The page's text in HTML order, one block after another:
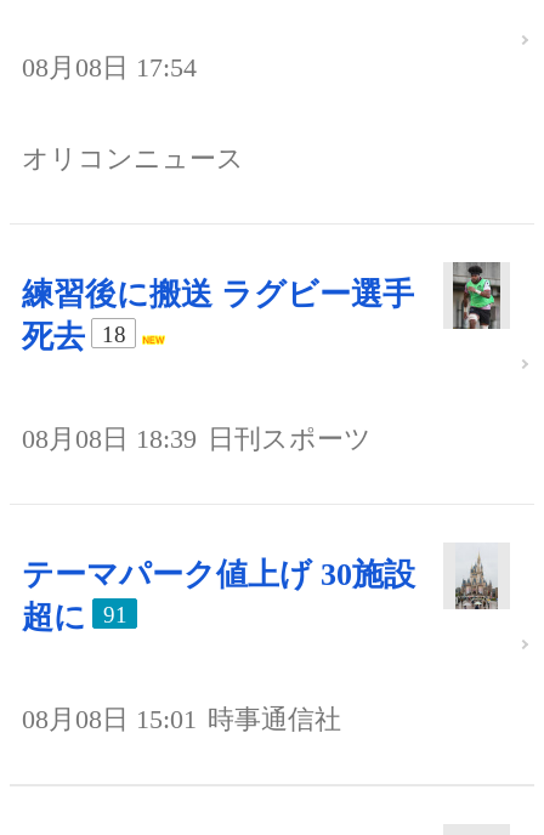
08月08日 17:54
オリコンニュース
練習後に搬送 ラグビー選手
死去
18
08月08日 18:39 日刊スポーツ
テーマパーク値上げ 30施設
超に
91
08月08日 15:01 時事通信社